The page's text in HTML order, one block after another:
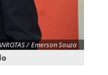
/ Emerson Souza